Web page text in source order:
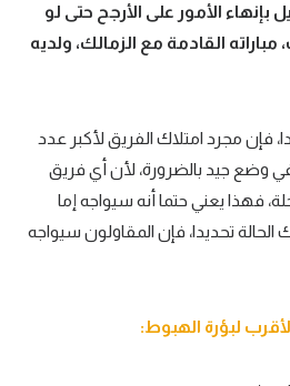
بإنهاء الأمور على الأرجح حتى لو
بآخر 4 مباريات، مباراته القادمة مع الزمالك، ولديه
فإن مجرد امتلاك الفريق لأكبر عدد
في وضع جيد بالضرورة، لأن أي فريق
فهذا يعني حتما أنه سيواجه إما
الحالة تحديدا، فإن المقاولون سيواجه
لبؤرة الهبوط: